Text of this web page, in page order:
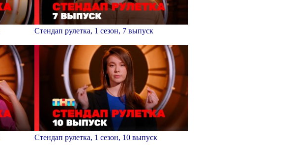
Стендап рулетка, 1 сезон, 7 выпуск
Стендап рулетка, 1 сезон, 10 выпуск